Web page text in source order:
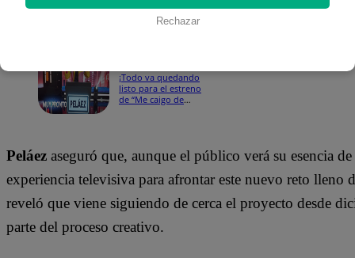
¡Todo va quedando
listo para el estreno
de “Me caigo de
Peláez aseguró que, aunque el público verá su esencia
experiencia televisiva para afrontar este nuevo reto
reveló que viene siguiendo de cerca el proyecto desde
parte del proceso creativo.
Rechazar